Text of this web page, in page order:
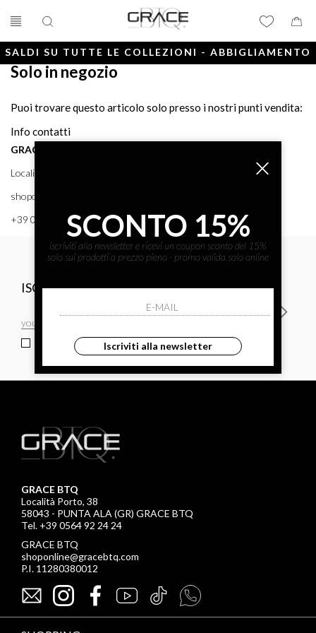
SALDI SU TUTTE LE COLLEZIONI - ABBIGLIAMENTO
Solo in negozio
Puoi trovare questo articolo solo presso i nostri punti vendita:
Info contatti
GRACE BTQ
Località Porto, 38 58043 - PUNTA ALA (GR) GRACE BTQ
shoponline@gracebtq.com
+39 0564 92 24 24
ISCRIVITI ALLA NEWSLETTER
ho letto ed accettato le condizioni sulla privacy.
GRACE BTQ
Località Porto, 38
58043 - PUNTA ALA (GR) GRACE BTQ
Tel. +39 0564 92 24 24
GRACE BTQ
shoponline@gracebtq.com
P.I. 11280380012
SCONTO 15%
iscriviti alla newsletter e ricevi un coupon sconto del 15%
solo sui prodotti a prezzo pieno - promo valida solo online
Iscriviti alla newsletter